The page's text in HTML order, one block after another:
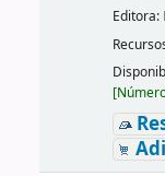
Editora:
[